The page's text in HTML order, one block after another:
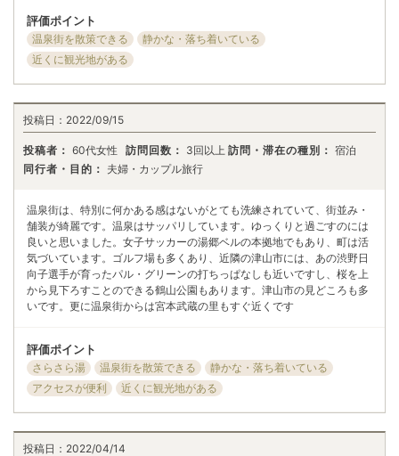
評価ポイント
温泉街を散策できる
静かな・落ち着いている
近くに観光地がある
投稿日： 2022/09/15
投稿者： 60代女性 訪問回数： 3回以上 訪問・滞在の種別： 宿泊
同行者・目的： 夫婦・カップル旅行
温泉街は、特別に何かある感はないがとても洗練されていて、街並み・
舗装が綺麗です。温泉はサッパリしています。ゆっくりと過ごすのには
良いと思いました。女子サッカーの湯郷ベルの本拠地でもあり、町は活
気づいています。ゴルフ場も多くあり、近隣の津山市には、あの渋野日
向子選手が育ったパル・グリーンの打ちっぱなしも近いですし、桜を上
から見下ろすことのできる鶴山公園もあります。津山市の見どころも多
いです。更に温泉街からは宮本武蔵の里もすぐ近くです
評価ポイント
さらさら湯 温泉街を散策できる
静かな・落ち着いている
アクセスが便利
近くに観光地がある
投稿日： 2022/04/14